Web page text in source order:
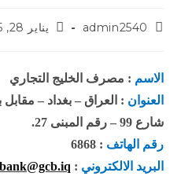
admin2540 يناير 28, 2025
الاسم : مصرف الخليج التجاري
العنوان
شارع 99 – رقم المبنى 27.
رقم الهاتف : 6868
البريد الالكتروني :